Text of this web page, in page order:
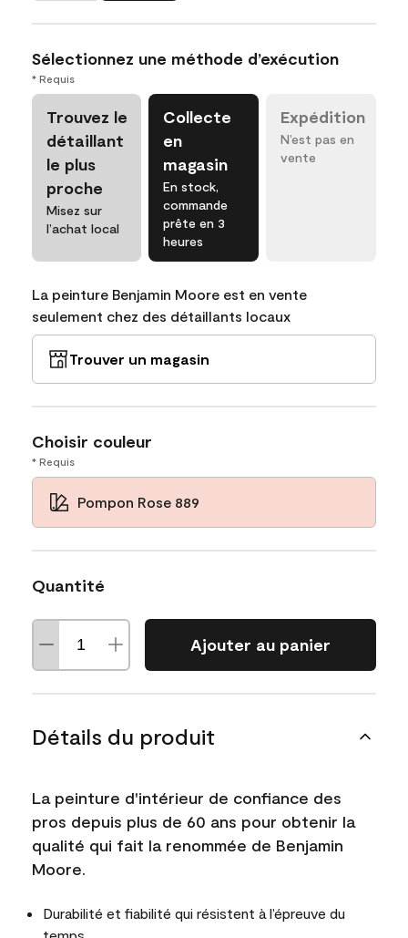
Sélectionnez une méthode d’exécution
* Requis
Trouvez le
détaillant
le plus
proche
Misez sur
l’achat local
Collecte
en
magasin
En stock,
commande
prête en 3
heures
Expédition
N’est pas en
vente
La peinture Benjamin Moore est en vente
seulement chez des détaillants locaux
Trouver un magasin
Choisir couleur
* Requis
Pompon Rose 889
Quantité
Ajouter au panier
Détails du produit
La peinture d'intérieur de confiance des
pros depuis plus de 60 ans pour obtenir la
qualité qui fait la renommée de Benjamin
Moore.
Durabilité et fiabilité qui résistent à l’épreuve du
temps